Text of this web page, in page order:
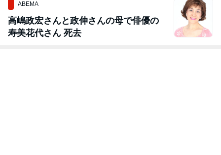
ABEMA
高嶋政宏さんと政伸さんの母で俳優の
寿美花代さん 死去